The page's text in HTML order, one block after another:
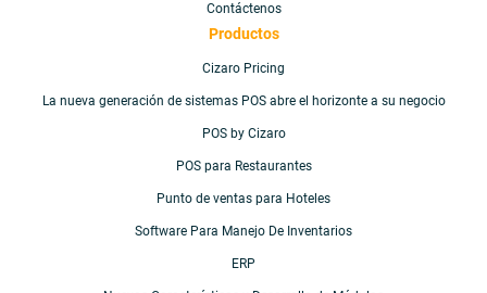
Contáctenos
Productos
Cizaro Pricing
La nueva generación de sistemas POS abre el horizonte a su negocio
POS by Cizaro
POS para Restaurantes
Punto de ventas para Hoteles
Software Para Manejo De Inventarios
ERP